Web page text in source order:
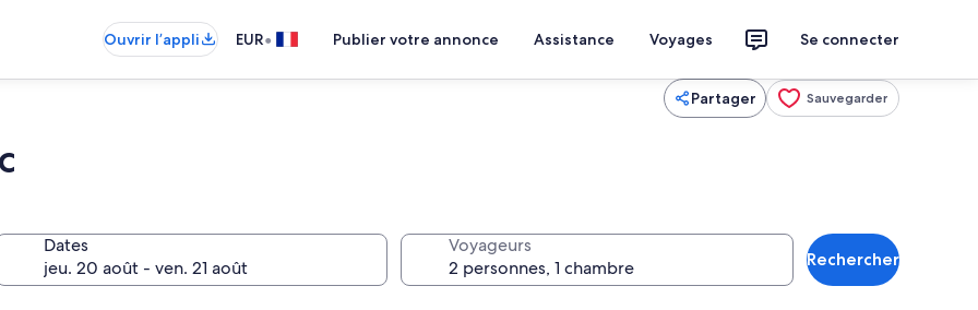
Ouvrir l’appli EUR• Publier votre annonce Assistance Voyages Se connecter
Partager Sauvegarder
Dates Voyageurs
Rechercher